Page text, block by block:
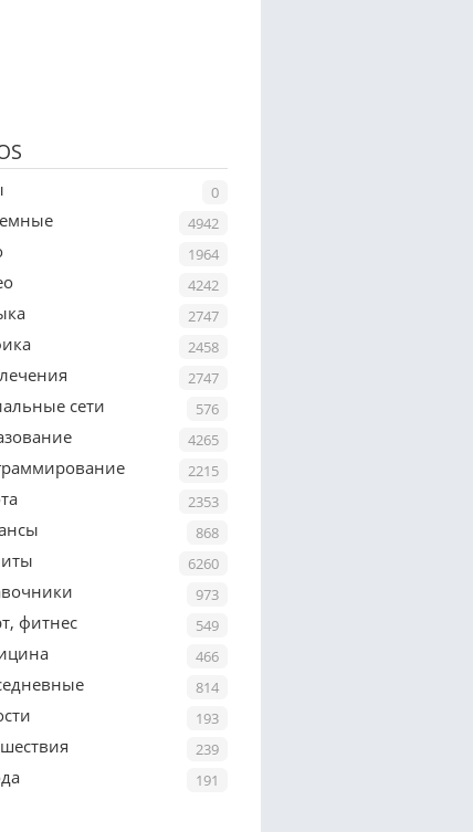
0
4942
1964
4242
2747
2458
2747
576
сети
4265
2215
2353
868
6260
973
549
фитнес
466
814
193
239
191